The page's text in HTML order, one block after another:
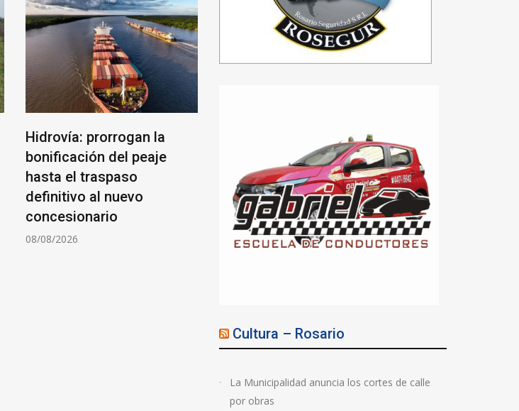
Hidrovía: prorrogan la
bonificación del peaje
hasta el traspaso
definitivo al nuevo
concesionario
08/08/2026
SOEA CONSTRUYE:
AVANZA LA OBRA DE LA
FUTURA CLÍNICA
ACEITERA
08/08/2026
Cultura – Rosario
La Municipalidad anuncia los cortes de calle
por obras